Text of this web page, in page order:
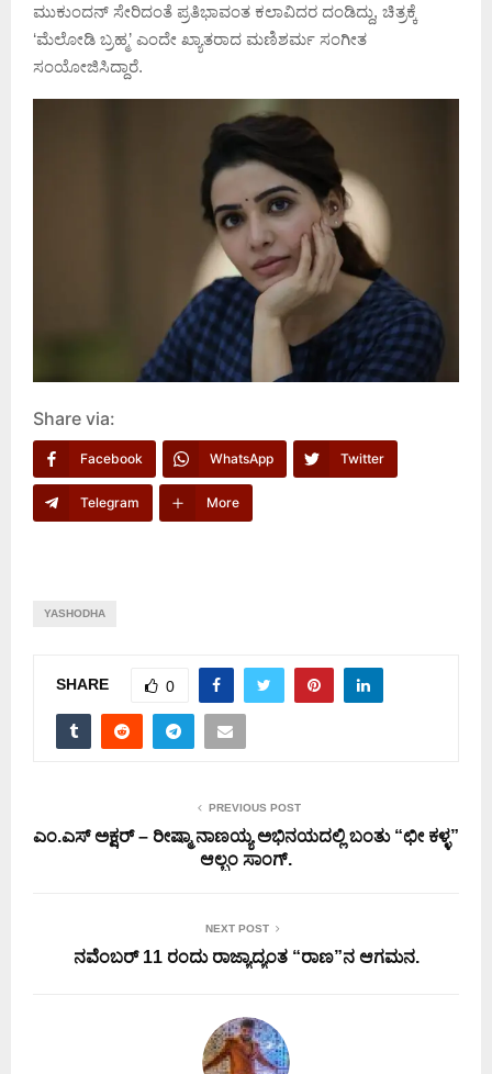
ಮುಕುಂದನ್ ಸೇರಿದಂತೆ ಪ್ರತಿಭಾವಂತ ಕಲಾವಿದರ ದಂಡಿದ್ದು, ಚಿತ್ರಕ್ಕೆ
‘ಮೆಲೋಡಿ ಬ್ರಹ್ಮ’ ಎಂದೇ ಖ್ಯಾತರಾದ ಮಣಿಶರ್ಮ ಸಂಗೀತ
ಸಂಯೋಜಿಸಿದ್ದಾರೆ.
Share via:
Facebook WhatsApp Twitter
Telegram More
YASHODHA
SHARE 0
PREVIOUS POST
ಎಂ.ಎಸ್ ಅಕ್ಷರ್ – ರೀಷ್ಮಾ ನಾಣಯ್ಯ ಅಭಿನಯದಲ್ಲಿ ಬಂತು “ಛೀ ಕಳ್ಳ”
ಆಲ್ಬಂ ಸಾಂಗ್.
NEXT POST
ನವೆಂಬರ್ 11 ರಂದು ರಾಜ್ಯಾದ್ಯಂತ “ರಾಣ”ನ ಆಗಮನ.